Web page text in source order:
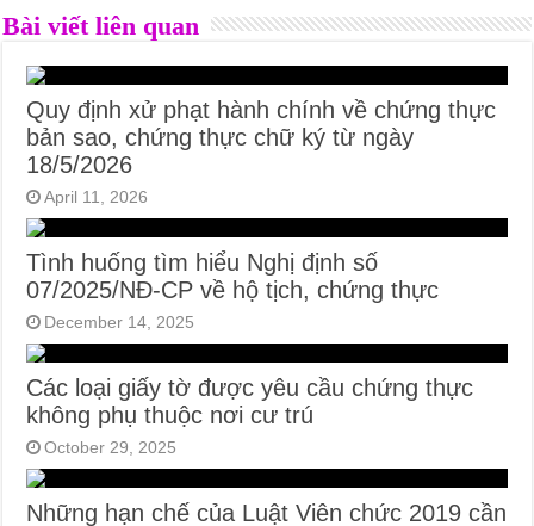
Bài viết liên quan
Quy định xử phạt hành chính về chứng thực
bản sao, chứng thực chữ ký từ ngày
18/5/2026
April 11, 2026
Tình huống tìm hiểu Nghị định số
07/2025/NĐ-CP về hộ tịch, chứng thực
December 14, 2025
Các loại giấy tờ được yêu cầu chứng thực
không phụ thuộc nơi cư trú
October 29, 2025
Những hạn chế của Luật Viên chức 2019 cần